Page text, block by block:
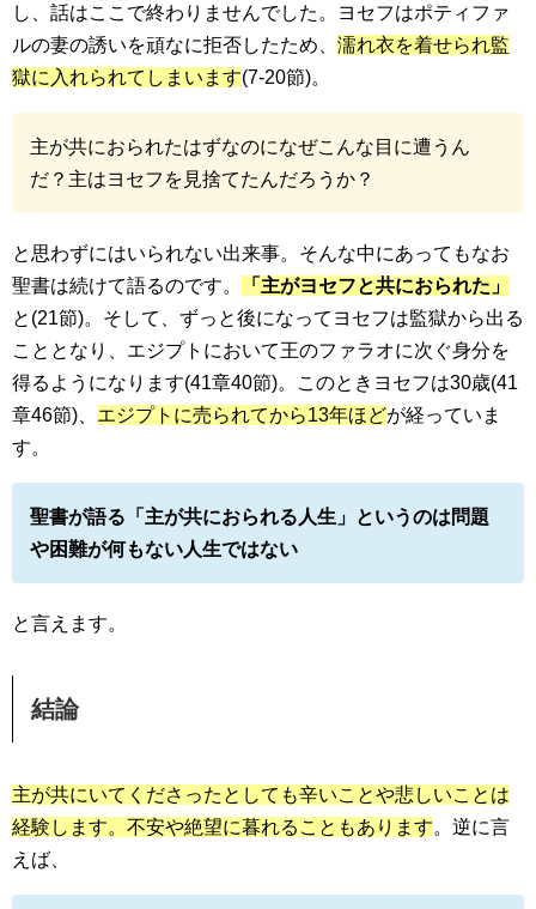
し、話はここで終わりませんでした。ヨセフはポティファ
ルの妻の誘いを頑なに拒否したため、 濡れ衣を着せられ監
獄に入れられてしまいます(7-20節)。
主が共におられたはずなのになぜこんな目に遭うん
だ？主はヨセフを見捨てたんだろうか？
と思わずにはいられない出来事。そんな中にあってもなお
聖書は続けて語るのです。
「主がヨセフと共におられた」
と(21節)。そして、ずっと後になってヨセフは監獄から出る
こととなり、エジプトにおいて王のファラオに次ぐ身分を
得るようになります(41章40節)。このときヨセフは30歳(41
章46節)、 エジプトに売られてから13年ほどが経っていま
す。
聖書が語る「主が共におられる人生」というのは問題
や困難が何もない人生ではない
と言えます。
結論
主が共にいてくださったとしても辛いことや悲しいことは
経験します。不安や絶望に暮れることもあります。逆に言
えば、